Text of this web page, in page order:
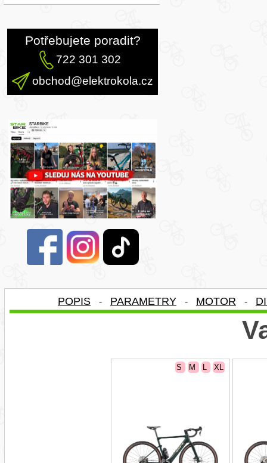
Potřebujete poradit?
722 301 302
obchod@elektrokola.cz
POPIS - PARAMETRY - MOTOR -
S M L XL